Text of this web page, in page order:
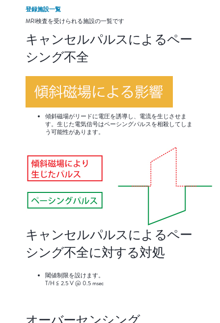
登録施設一覧
MRI検査を受けられる施設の一覧です
キャンセルパルスによるペー
シング不全
傾斜磁場がリードに電圧を誘導し、電流を生じさせま
す。生じた電気信号はペーシングパルスを相殺してしま
う可能性があります。
キャンセルパルスによるペー
シング不全に対する対処
閾値制限を設けます。
T/H ≦ 2.5 V @ 0.5 msec